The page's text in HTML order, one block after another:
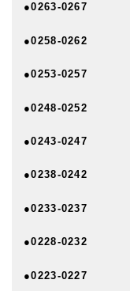
●0263-0267
●0258-0262
●0253-0257
●0248-0252
●0243-0247
●0238-0242
●0233-0237
●0228-0232
●0223-0227